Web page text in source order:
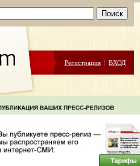
Регистрация | ВХОД